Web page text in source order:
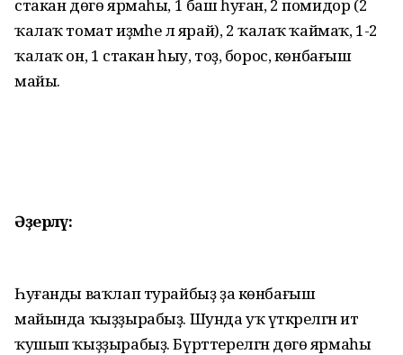
стакан дөгө ярмаһы, 1 баш һуған, 2 помидор (2
ҡалаҡ томат иҙмәһе лә ярай), 2 ҡалаҡ ҡаймаҡ, 1-2
ҡалаҡ он, 1 стакан һыу, тоҙ, борос, көнбағыш
майы.
Әҙерләү:
Һуғанды ваҡлап турайбыҙ ҙа көнбағыш
майында ҡыҙҙырабыҙ. Шунда уҡ үткәрелгән ит
ҡушып ҡыҙҙырабыҙ. Бүрттерелгән дөгө ярмаһы